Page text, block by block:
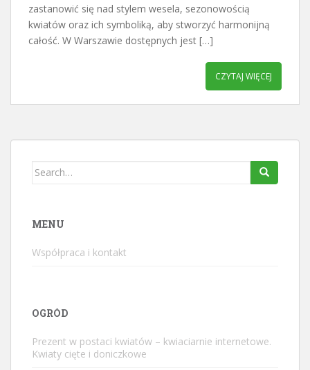
zastanowić się nad stylem wesela, sezonowością
kwiatów oraz ich symboliką, aby stworzyć harmonijną
całość. W Warszawie dostępnych jest […]
CZYTAJ WIĘCEJ
Search
MENU
Współpraca i kontakt
OGRÓD
Prezent w postaci kwiatów – kwiaciarnie internetowe.
Kwiaty cięte i doniczkowe